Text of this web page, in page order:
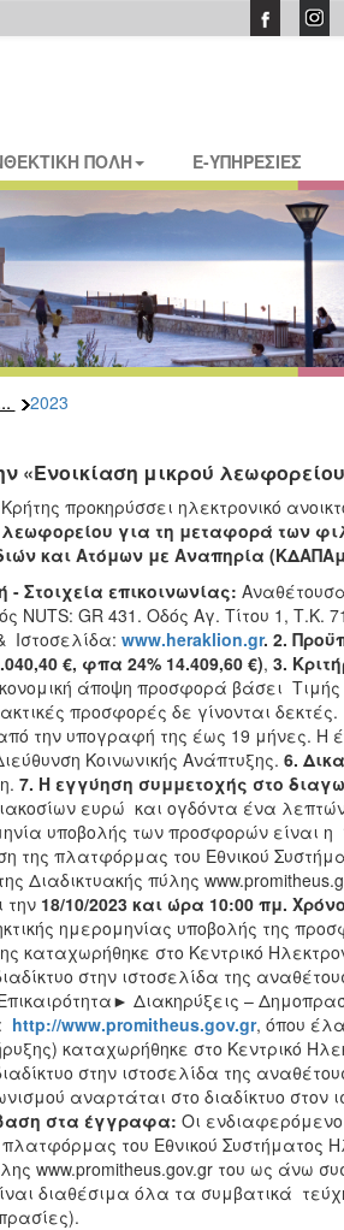
ΠΟΛΗ E-ΥΠΗΡΕΣΙΕΣ
2023
«Ενοικίαση μικρού
προκηρύσσει ηλεκτρονικό
λεωφορείου για τη μεταφορά των
και Ατόμων με Αναπηρία
Στοιχεία επικοινωνίας:
NUTS: GR 431. Οδός Αγ. Τίτου 1, Τ.Κ.
www.heraklion.gr. 2.
€, φπα 24% 14.409,60 €), 3.
άποψη προσφορά βάσει Τιμής
προσφορές δε γίνονται δεκτές.
την υπογραφή της έως 19 μήνες. Η
Κοινωνικής Ανάπτυξης. 6.
7. Η εγγύηση συμμετοχής στο
ευρώ και ογδόντα ένα
υποβολής των προσφορών είναι η
της πλατφόρμας του Εθνικού
Διαδικτυακής πύλης
την 18/10/2023 και ώρα 10:00 πμ.
ημερομηνίας υποβολής της
καταχωρήθηκε στο Κεντρικό
στην ιστοσελίδα της
Διακηρύξεις –
http://www.promitheus.gov.gr, όπου
καταχωρήθηκε στο Κεντρικό
στην ιστοσελίδα της
αναρτάται στο διαδίκτυο στον
στα έγγραφα: Οι
του Εθνικού Συστήματος
www.promitheus.gov.gr του ως άνω
διαθέσιμα όλα τα συμβατικά